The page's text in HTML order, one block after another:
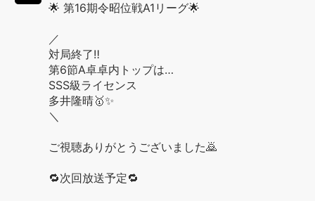
🌟 第16期令昭位戦A1リーグ🌟
／
対局終了‼️
第6節A卓卓内トップは…
SSS級ライセンス
多井隆晴🥇✨
＼
ご視聴ありがとうございました🙇
🔁次回放送予定🔁